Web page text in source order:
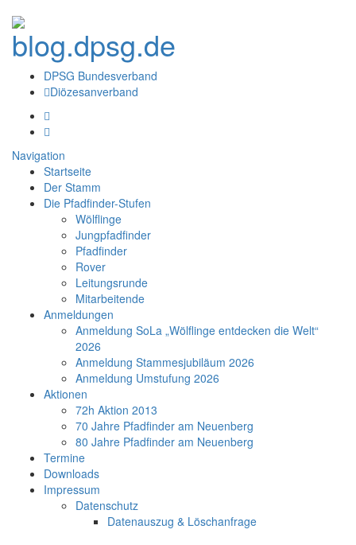
DPSG Bundesverband
Diözesanverband
Navigation
Startseite
Der Stamm
Die Pfadfinder-Stufen
Wölflinge
Jungpfadfinder
Pfadfinder
Rover
Leitungsrunde
Mitarbeitende
Anmeldungen
Anmeldung SoLa „Wölflinge entdecken die Welt“
2026
Anmeldung Stammesjubiläum 2026
Anmeldung Umstufung 2026
Aktionen
72h Aktion 2013
70 Jahre Pfadfinder am Neuenberg
80 Jahre Pfadfinder am Neuenberg
Termine
Downloads
Impressum
Datenschutz
Datenauszug & Löschanfrage